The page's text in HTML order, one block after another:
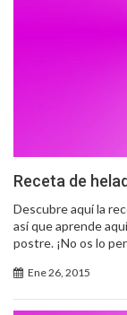
Receta de
Descubre aquí la
así que aprende
postre. ¡No os lo
Ene 26, 2015